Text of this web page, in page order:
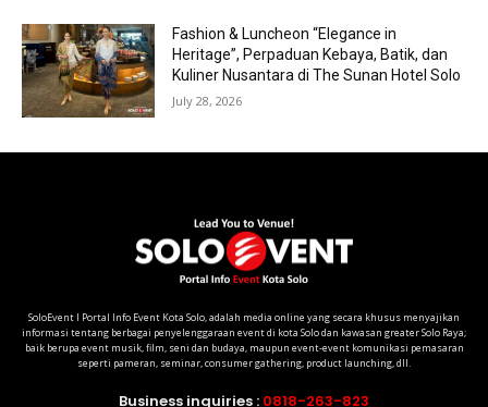
Fashion & Luncheon “Elegance in
Heritage”, Perpaduan Kebaya, Batik, dan
Kuliner Nusantara di The Sunan Hotel Solo
July 28, 2026
SoloEvent I Portal Info Event Kota Solo, adalah media online yang secara khusus menyajikan
informasi tentang berbagai penyelenggaraan event di kota Solo dan kawasan greater Solo Raya;
baik berupa event musik, film, seni dan budaya, maupun event-event komunikasi pemasaran
seperti pameran, seminar, consumer gathering, product launching, dll.
Business inquiries : 0818-263-823